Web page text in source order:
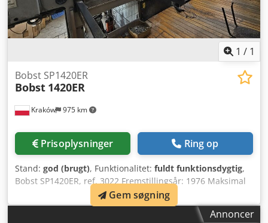
1 / 1
Kraków 975 km
Bobst SP1420ER
Bobst 1420ER
Prisoplysninger Ring op
Stand: god (brugt), Funktionalitet: fuldt funktionsdygtig,
Bobst SP1420ER, ref. 3022 Fremstillingsår: 1976 Maksimal
skærekraft: 600 T Maks. format: 1020×1420 mm Min.
format: 500×700 mm Materialer: fra 250 g karton til 5-lags
bølgepap Moderniseret arkføringssystem – PLC-styring.
Annoncer
Gem søgning